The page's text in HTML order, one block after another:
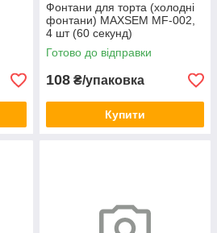
Фонтани для торта (холодні
фонтани) MAXSEM MF-002,
4 шт (60 секунд)
Готово до відправки
108 ₴/упаковка
Купити